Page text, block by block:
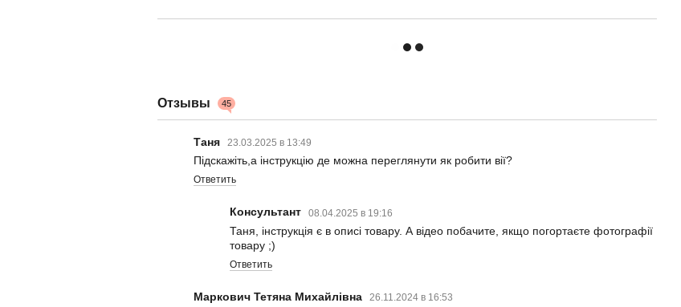
Отзывы 45
Таня 23.03.2025 в 13:49
Підскажіть,а інструкцію де можна переглянути як робити вії?
Ответить
Консультант 08.04.2025 в 19:16
Таня, інструкція є в описі товару. А відео побачите, якщо погортаєте фотографії
товару ;)
Ответить
Маркович Тетяна Михайлівна 26.11.2024 в 16:53